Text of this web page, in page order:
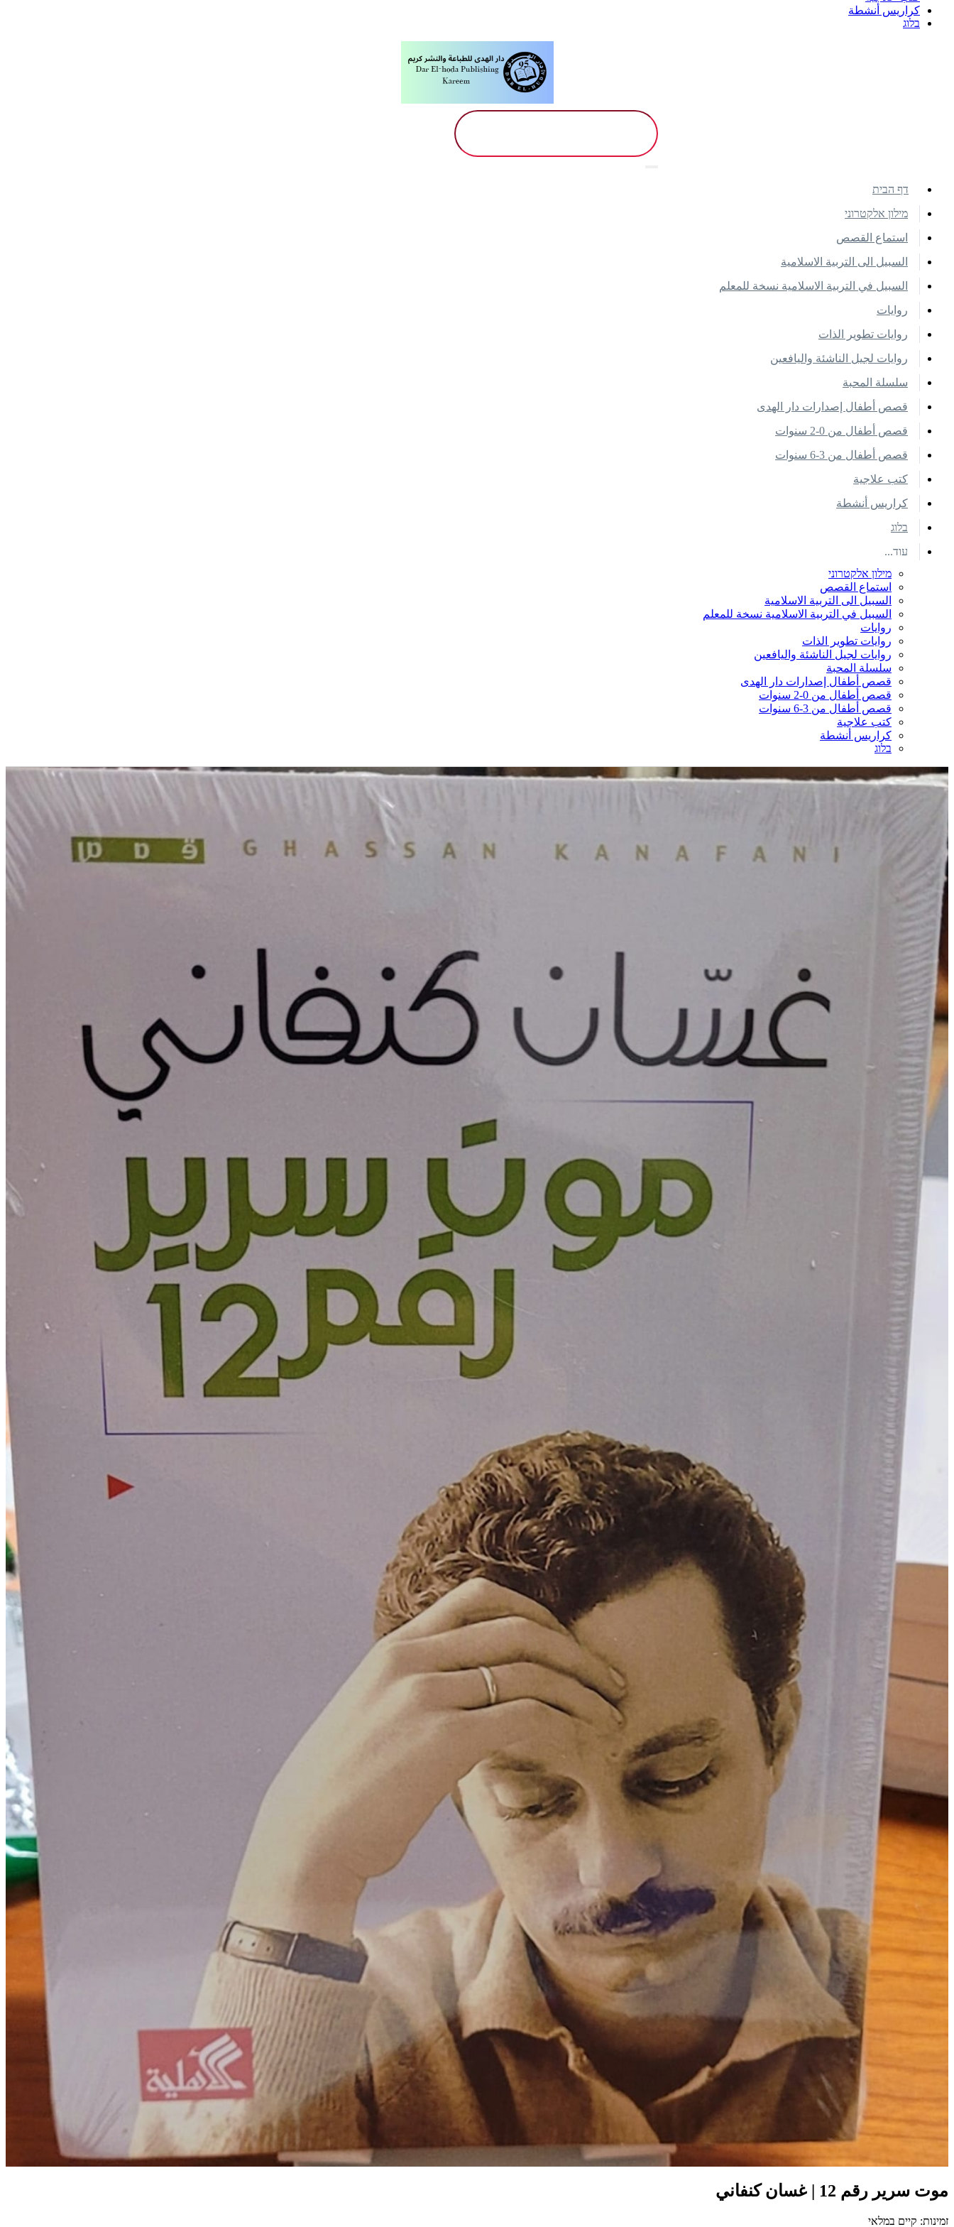
كراريس أنشطة
בלוג
דף הבית
מילון אלקטרוני
استماع القصص
السبيل الى التربية الاسلامية
السبيل في التربية الاسلامية نسخة للمعلم
روايات
روايات تطوير الذات
روايات لجيل الناشئة واليافعين
سلسلة المحبة
قصص أطفال إصدارات دار الهدى
قصص أطفال من 0-2 سنوات
قصص أطفال من 3-6 سنوات
كتب علاجية
كراريس أنشطة
בלוג
עוד...
מילון אלקטרוני
استماع القصص
السبيل الى التربية الاسلامية
السبيل في التربية الاسلامية نسخة للمعلم
روايات
روايات تطوير الذات
روايات لجيل الناشئة واليافعين
سلسلة المحبة
قصص أطفال إصدارات دار الهدى
قصص أطفال من 0-2 سنوات
قصص أطفال من 3-6 سنوات
كتب علاجية
كراريس أنشطة
בלוג
موت سرير رقم 12 | غسان كنفاني
זמינות: קיים במלאי